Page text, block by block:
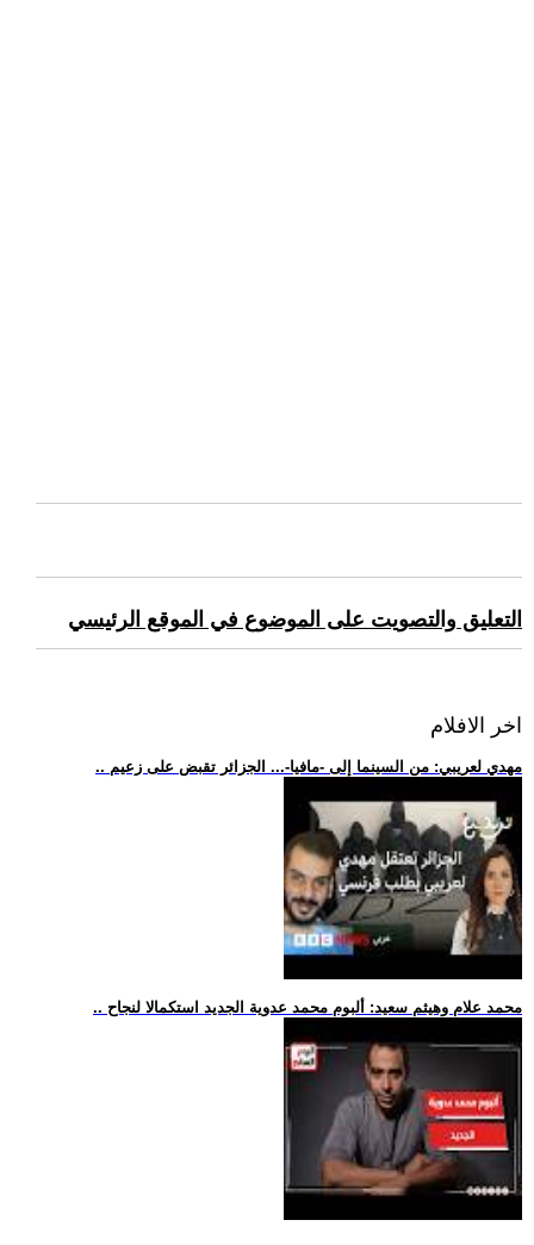
التعليق والتصويت على الموضوع في الموقع الرئيسي
اخر الافلام
.. مهدي لعريبي: من السينما إلى -مافيا-... الجزائر تقبض على زعيم
.. محمد علام وهيثم سعيد: ألبوم محمد عدوية الجديد استكمالا لنجاح